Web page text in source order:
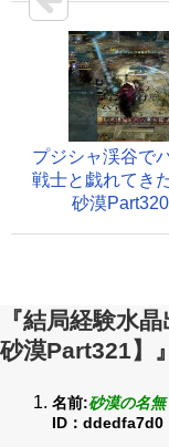
プジシャ渓谷で
戦士と戯れてき
砂漠Part320
『結局経験水
砂漠Part321】
名前:砂漠の名
ID：ddedfa7d0